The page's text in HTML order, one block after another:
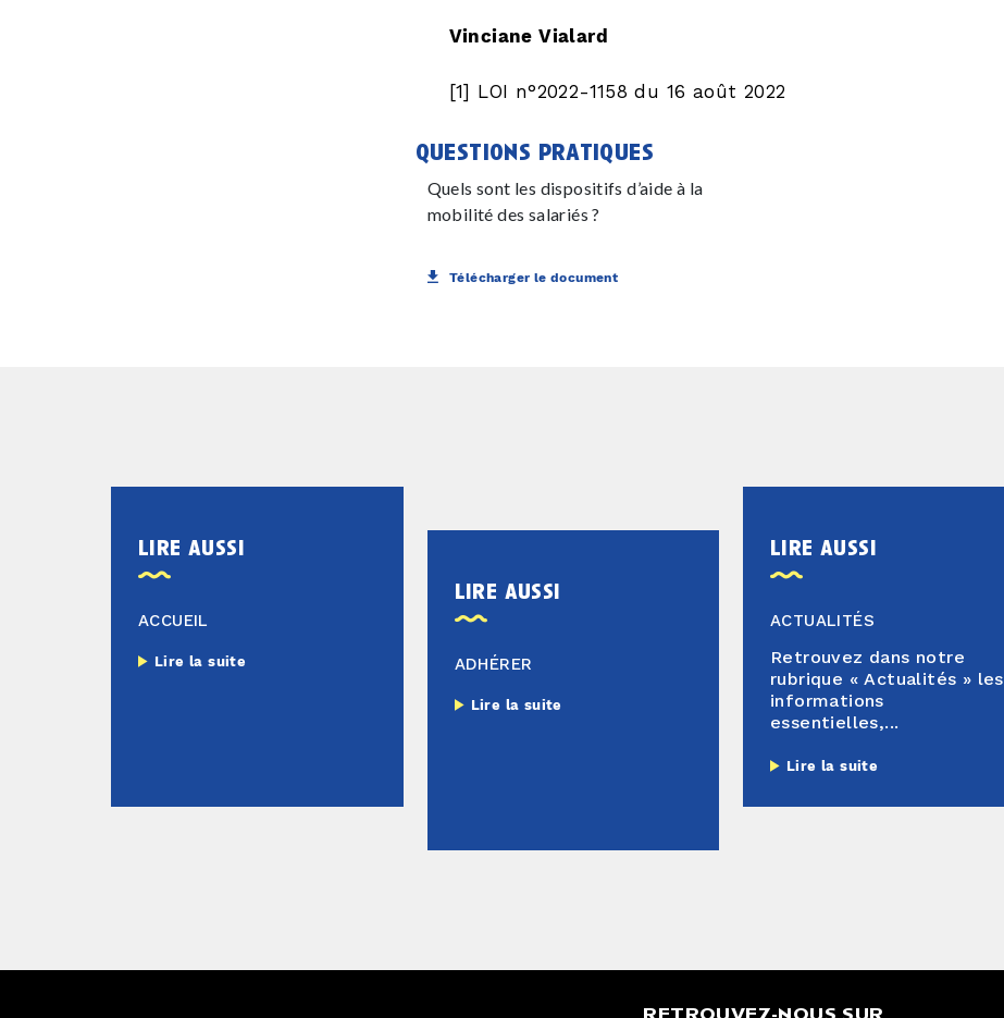
Vinciane Vialard
[1] LOI n°2022-1158 du 16 août 2022
questions pratiques
Quels sont les dispositifs d’aide à la
mobilité des salariés ?
Télécharger le document
lire aussi
ACCUEIL
Lire la suite
lire aussi
ADHÉRER
Lire la suite
lire aussi
ACTUALITÉS
Retrouvez dans notre
rubrique « Actualités » les
informations
essentielles,...
Lire la suite
RETROUVEZ-NOUS SUR